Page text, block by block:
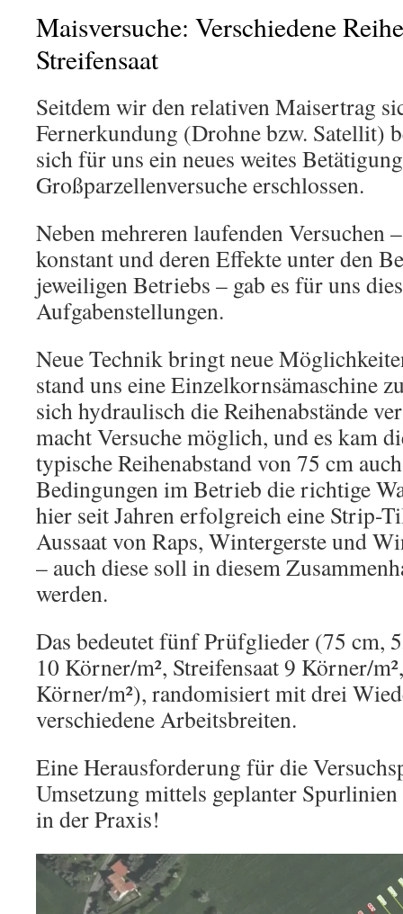
Maisversuche: Verschiedene
Streifensaat
Seitdem wir den relativen Maisertrag
Fernerkundung (Drohne bzw. Satellit)
sich für uns ein neues weites
Großparzellenversuche erschlossen.
Neben mehreren laufenden Versuchen
konstant und deren Effekte unter den
jeweiligen Betriebs – gab es für uns
Aufgabenstellungen.
Neue Technik bringt neue
stand uns eine Einzelkornsämaschine
sich hydraulisch die Reihenabstände
macht Versuche möglich, und es kam
typische Reihenabstand von 75 cm
Bedingungen im Betrieb die richtige
hier seit Jahren erfolgreich eine Strip-
Aussaat von Raps, Wintergerste und
– auch diese soll in diesem
werden.
Das bedeutet fünf Prüfglieder (75 cm,
10 Körner/m², Streifensaat 9 Körner/
Körner/m²), randomisiert mit drei
verschiedene Arbeitsbreiten.
Eine Herausforderung für die
Umsetzung mittels geplanter
in der Praxis!